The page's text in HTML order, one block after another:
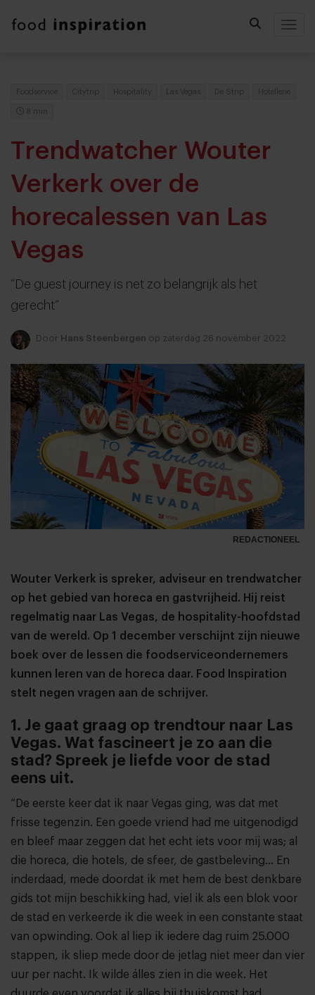
Foodservice Citytrip Hospitality Las Vegas De Strip Hotellerie
8 min
Trendwatcher Wouter
Verkerk over de
horecalessen van Las
Vegas
“De guest journey is net zo belangrijk als het
gerecht”
Door Hans Steenbergen op zaterdag 26 november 2022
REDACTIONEEL
Wouter Verkerk is spreker, adviseur en trendwatcher
op het gebied van horeca en gastvrijheid. Hij reist
regelmatig naar Las Vegas, de hospitality-hoofdstad
van de wereld. Op 1 december verschijnt zijn nieuwe
boek over de lessen die foodserviceondernemers
kunnen leren van de horeca daar. Food Inspiration
stelt negen vragen aan de schrijver.
1. Je gaat graag op trendtour naar Las
Vegas. Wat fascineert je zo aan die
stad? Spreek je liefde voor de stad
eens uit.
“De eerste keer dat ik naar Vegas ging, was dat met
frisse tegenzin. Een goede vriend had me uitgenodigd
en bleef maar zeggen dat het echt iets voor mij was; al
die horeca, die hotels, de sfeer, de gastbeleving... En
inderdaad, mede doordat ik met hem de best denkbare
gids tot mijn beschikking had, viel ik als een blok voor
de stad en verkeerde ik die week in een constante staat
van opwinding. Ook al liep ik iedere dag ruim 25.000
stappen, ik sliep mede door de jetlag niet meer dan vier
uur per nacht. Ik wilde álles zien in die week. Het